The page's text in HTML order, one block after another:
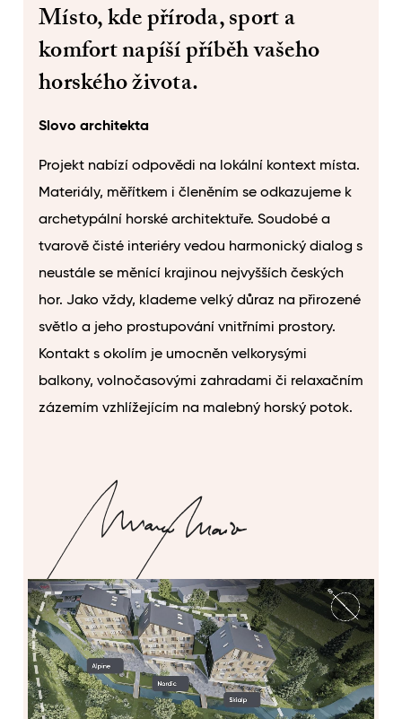
Místo, kde příroda, sport a
komfort napíší příběh vašeho
horského života.
Slovo architekta
Projekt nabízí odpovědi na lokální kontext místa.
Materiály, měřítkem i členěním se odkazujeme k
archetypální horské architektuře. Soudobé a
tvarově čisté interiéry vedou harmonický dialog s
neustále se měnící krajinou nejvyšších českých
hor. Jako vždy, klademe velký důraz na přirozené
světlo a jeho prostupování vnitřními prostory.
Kontakt s okolím je umocněn velkorysými
balkony, volnočasovými zahradami či relaxačním
zázemím vzhlížejícím na malebný horský potok.
MARCO MAIO
Architekt a odborný garant projektu